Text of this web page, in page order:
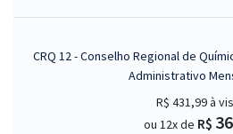
CRQ 12 - Conselho Regional de
Administrativo
R$ 431,99à
ou 12x de R$